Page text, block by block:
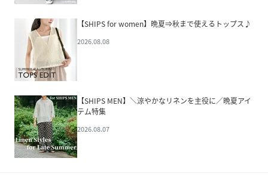
【SHIPS for women】晩夏⇒秋まで使えるトップス♪
2026.08.08
【SHIPS MEN】＼涼やかなリネンを主役に／晩夏アイ
テム特集
2026.08.07